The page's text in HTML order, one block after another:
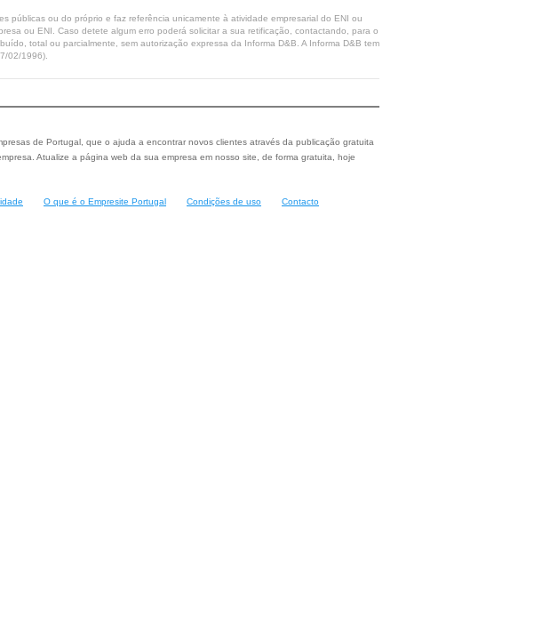
públicas ou do próprio e faz referência unicamente à atividade empresarial do ENI ou
ou ENI. Caso detete algum erro poderá solicitar a sua retificação, contactando, para o
total ou parcialmente, sem autorização expressa da Informa D&B. A Informa D&B tem
02/1996).
de Portugal, que o ajuda a encontrar novos clientes através da publicação gratuita
Atualize a página web da sua empresa em nosso site, de forma gratuita, hoje
O que é o Empresite Portugal Condições de uso Contacto